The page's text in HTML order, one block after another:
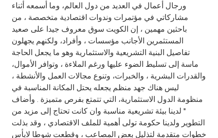
Turkey
Egypt
UK
Kingdom of Bahrain
ورجال أعمال في العديد من دول العالم، وما أسمعه أثناء
مشاركاتي في مؤتمرات وندوات اقتصادية متخصصة ، من
باحثين مهمين ، إن الكويت سوق معروف جيدا على صعيد
المستثمرين الأجانب مؤسسات ، وأفراد، ولكنهم يجهلون
تفاصيل البنية التشريعية والاستثمارية وهو ما يجعل الحاجة
ماسة إلى تسليط الضوء عليها ورغم الملاءة ، وتوافر الأموال،
والقدرات البشرية ، والخبرات، وتنوع مجالات العمل والأنشطة ،
ليس هناك جهد منظم يجعله يحتل المكانة المناسبة في
منظومة الدول الاستثمارية، التي تتمتع بفرص متميزة . وأضاف
" لدينا بيئة تشريعية مناسبة وان كانت تحتاج إلى مزيد من
التطوير ولدينا حكومة تولى أهمية للملف الاقتصادي ، وقد بذلت
خطوات متقدمة لتذليل بعض المصاعب ، وقطعت شوطا لابأس